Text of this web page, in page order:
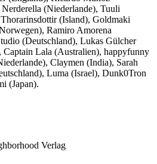
(Niederlande), Tuuli
(Island), Goldmaki
Ramiro Amorena
(Deutschland), Lukas Gülcher
Captain Lala (Australien), happyfunny
Claymen (India), Sarah
Luma (Israel), Dunk0Tron
(Japan).
Verlag